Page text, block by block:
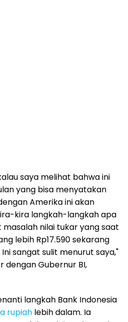
saya melihat bahwa ini
yang bisa menyatakan
Amerika ini akan
kira langkah-langkah apa
nilai tukar yang saat
lebih Rp17.590 sekarang
Ini sangat sulit menurut saya,"
dengan Gubernur BI,
langkah Bank Indonesia
rupiah lebih dalam. Ia